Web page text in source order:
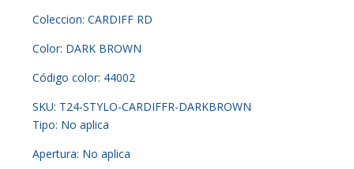
Coleccion: CARDIFF RD
Color: DARK BROWN
Código color: 44002
SKU: T24-STYLO-CARDIFFR-DARKBROWN
Tipo: No aplica
Apertura: No aplica